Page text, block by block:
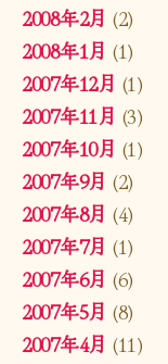
2008年2月 (2)
2008年1月 (1)
2007年12月 (1)
2007年11月 (3)
2007年10月 (1)
2007年9月 (2)
2007年8月 (4)
2007年7月 (1)
2007年6月 (6)
2007年5月 (8)
2007年4月 (11)